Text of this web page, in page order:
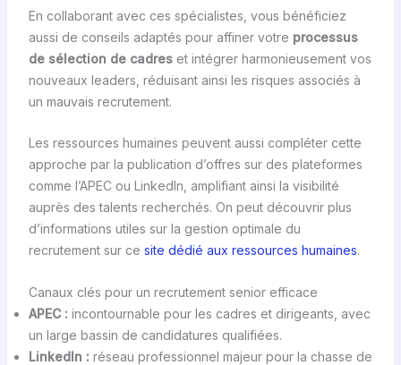
En collaborant avec ces spécialistes, vous bénéficiez
aussi de conseils adaptés pour affiner votre processus
de sélection de cadreset intégrer harmonieusement vos
nouveaux leaders, réduisant ainsi les risques associés à
un mauvais recrutement.
Les ressources humaines peuvent aussi compléter cette
approche par la publication d’offres sur des plateformes
comme l’APEC ou LinkedIn, amplifiant ainsi la visibilité
auprès des talents recherchés. On peut découvrir plus
d’informations utiles sur la gestion optimale du
recrutement sur ce site dédié aux ressources humaines.
Canaux clés pour un recrutement senior efficace
APEC : incontournable pour les cadres et dirigeants, avec
un large bassin de candidatures qualifiées.
LinkedIn : réseau professionnel majeur pour la chasse de